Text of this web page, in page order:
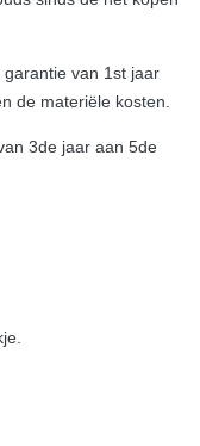
van 1st jaar
de materiële kosten.
3de jaar aan 5de